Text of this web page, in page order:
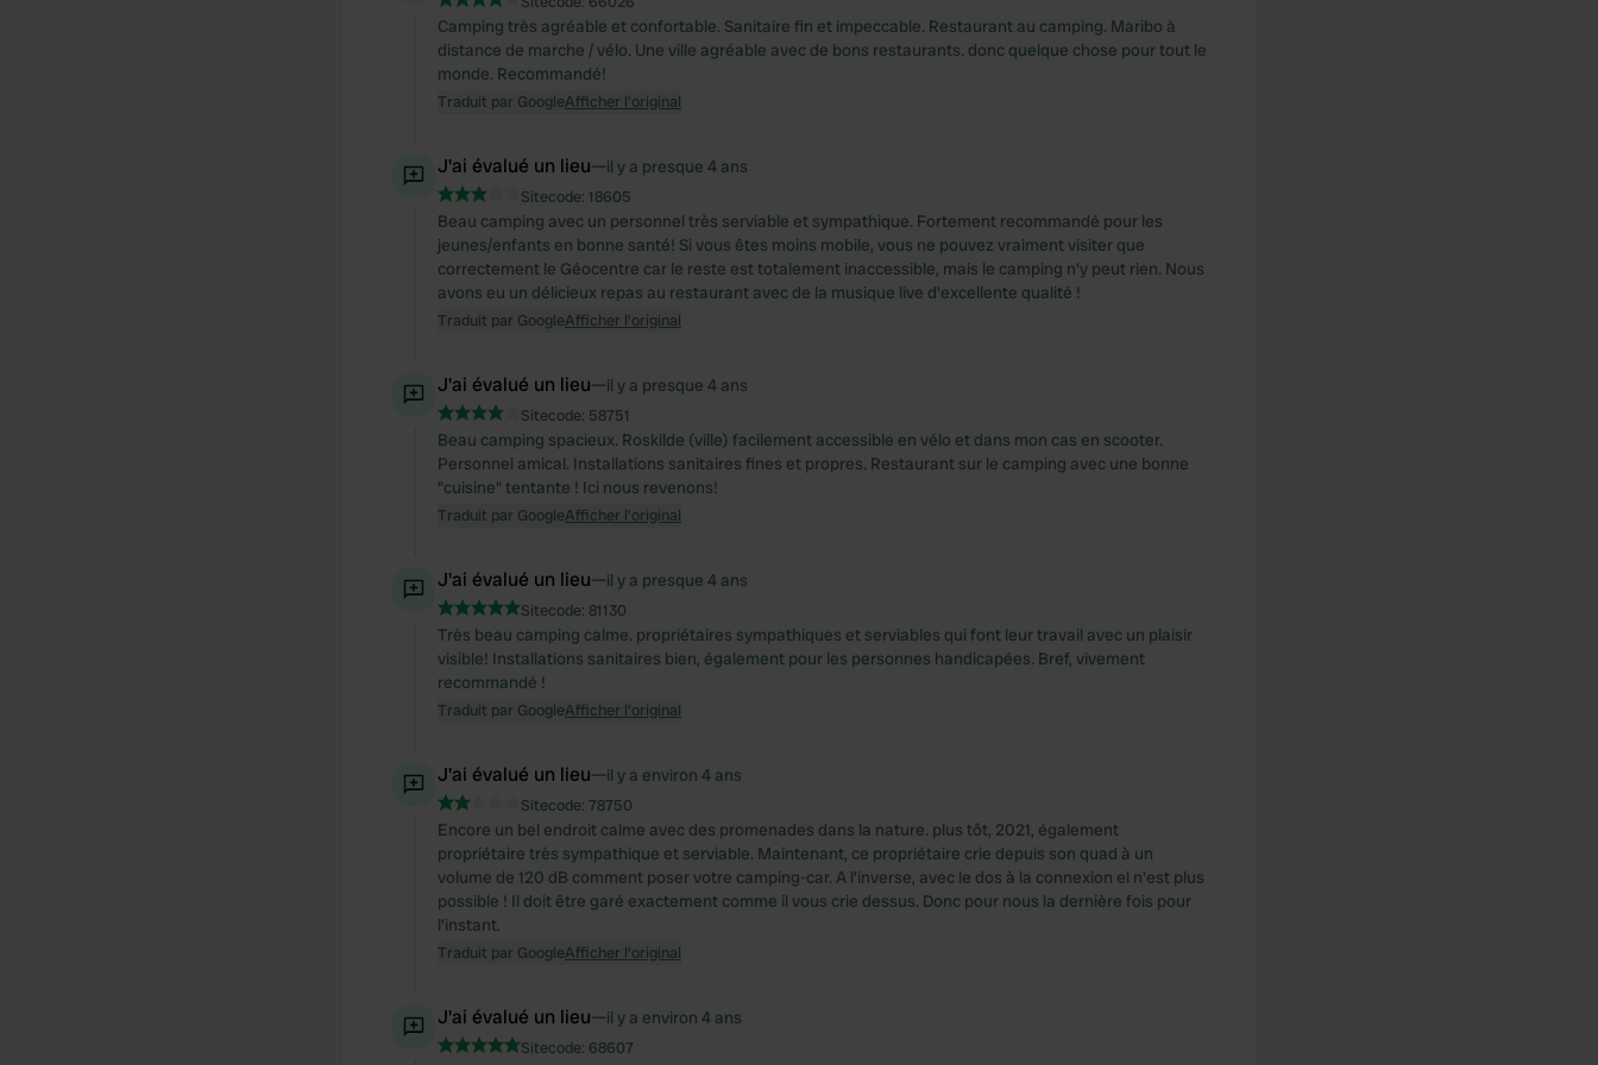
Camping très agréable et confortable. Sanitaire fin et impeccable. Restaurant au camping. Maribo à
distance de marche / vélo. Une ville agréable avec de bons restaurants. donc quelque chose pour tout le
monde. Recommandé!
Traduit par GoogleAfficher l'original
J'ai évalué un lieu—il y a presque 4 ans
Sitecode: 18605
Beau camping avec un personnel très serviable et sympathique. Fortement recommandé pour les
jeunes/enfants en bonne santé! Si vous êtes moins mobile, vous ne pouvez vraiment visiter que
correctement le Géocentre car le reste est totalement inaccessible, mais le camping n'y peut rien. Nous
avons eu un délicieux repas au restaurant avec de la musique live d'excellente qualité !
Traduit par GoogleAfficher l'original
J'ai évalué un lieu—il y a presque 4 ans
Sitecode: 58751
Beau camping spacieux. Roskilde (ville) facilement accessible en vélo et dans mon cas en scooter.
Personnel amical. Installations sanitaires fines et propres. Restaurant sur le camping avec une bonne
"cuisine" tentante ! Ici nous revenons!
Traduit par GoogleAfficher l'original
J'ai évalué un lieu—il y a presque 4 ans
Sitecode: 81130
Très beau camping calme. propriétaires sympathiques et serviables qui font leur travail avec un plaisir
visible! Installations sanitaires bien, également pour les personnes handicapées. Bref, vivement
recommandé !
Traduit par GoogleAfficher l'original
J'ai évalué un lieu—il y a environ 4 ans
Sitecode: 78750
Encore un bel endroit calme avec des promenades dans la nature. plus tôt, 2021, également
propriétaire très sympathique et serviable. Maintenant, ce propriétaire crie depuis son quad à un
volume de 120 dB comment poser votre camping-car. A l'inverse, avec le dos à la connexion el n'est plus
possible ! Il doit être garé exactement comme il vous crie dessus. Donc pour nous la dernière fois pour
l'instant.
Traduit par GoogleAfficher l'original
J'ai évalué un lieu—il y a environ 4 ans
Sitecode: 68607